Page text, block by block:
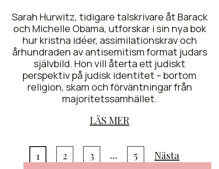
Sarah Hurwitz, tidigare talskrivare åt Barack
och Michelle Obama, utforskar i sin nya bok
hur kristna idéer, assimilationskrav och
århundraden av antisemitism format judars
självbild. Hon vill återta ett judiskt
perspektiv på judisk identitet – bortom
religion, skam och förväntningar från
majoritetssamhället.
LÄS MER
P1 2 3 … 5 Nästa